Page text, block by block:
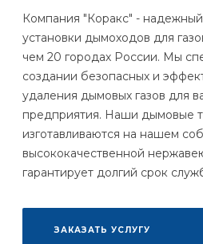
Компания "Коракс" -
установки дымоходов для
чем 20 городах России. Мы
создании безопасных и
удаления дымовых газов для
предприятия. Наши дымовые
изготавливаются на нашем
высококачественной
гарантирует долгий срок
ЗАКАЗАТЬ УСЛУГУ